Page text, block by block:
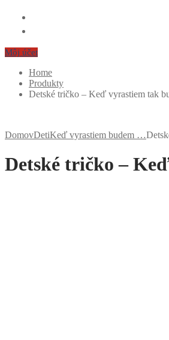
Môj účet
Home
Produkty
Detské tričko – Keď vyrastiem tak
DomovDetiKeď vyrastiem budem …
Detské tričko –